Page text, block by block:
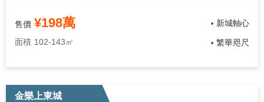
售價 ¥198萬
面積 102-143㎡
• 新城軸心
• 繁華咫尺
金樂上東城